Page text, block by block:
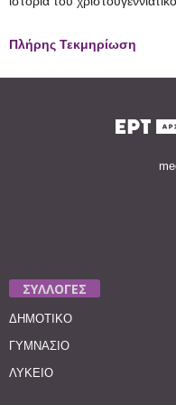
Πλήρης Τεκμηρίωση
ΣΥΛΛΟΓΕΣ
ΔΗΜΟΤΙΚΟ
ΓΥΜΝΑΣΙΟ
ΛΥΚΕΙΟ